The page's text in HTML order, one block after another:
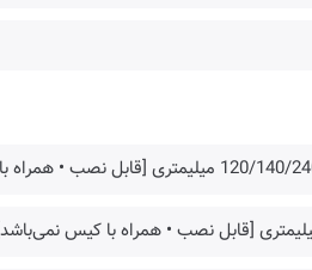
[قابل نصب • همراه با کیس نمی‌باشد]